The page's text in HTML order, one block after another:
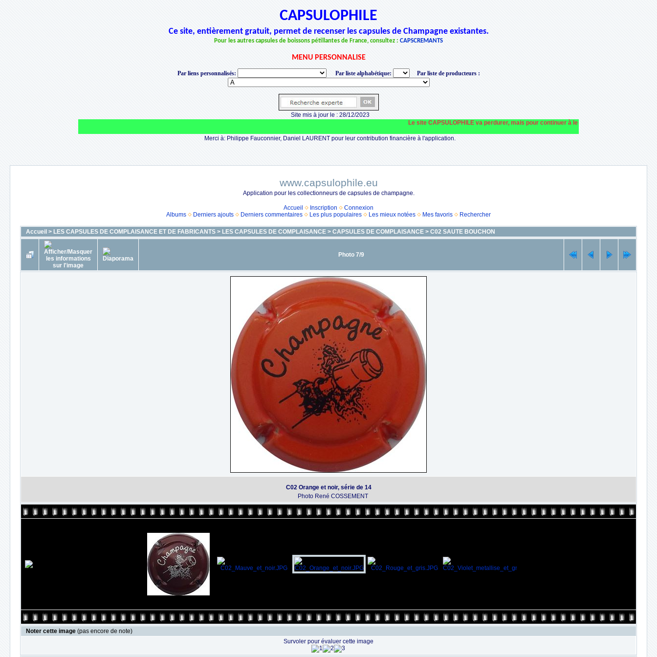
CAPSULOPHILE
Ce site, entièrement gratuit, permet de recenser les capsules de Champagne existantes.
Pour les autres capsules de boissons pétillantes de France, consultez : CAPSCREMANTS
MENU PERSONNALISE
Par liens personnalisés: Par liste alphabétique: Par liste de producteurs :
Site mis à jour le : 28/12/2023
Le site CAPSULOPHILE va perdurer, mais pour continuer à le faire fonctionner et le
Merci à: Philippe Fauconnier, Daniel LAURENT pour leur contribution financière à l'application.
www.capsulophile.eu
Application pour les collectionneurs de capsules de champagne.
Accueil Inscription
Connexion
Albums
Derniers ajouts Derniers commentaires Les plus populaires Les mieux notées Mes favoris Rechercher
Accueil > LES CAPSULES DE COMPLAISANCE ET DE FABRICANTS > LES CAPSULES DE COMPLAISANCE > CAPSULES DE COMPLAISANCE > C02 SAUTE BOUCHON
Photo 7/9
C02 Orange et noir, série de 14
Photo René COSSEMENT
Noter cette image (pas encore de note)
Survoler pour évaluer cette image